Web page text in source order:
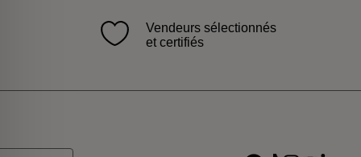
Vendeurs sélectionnés
et certifiés